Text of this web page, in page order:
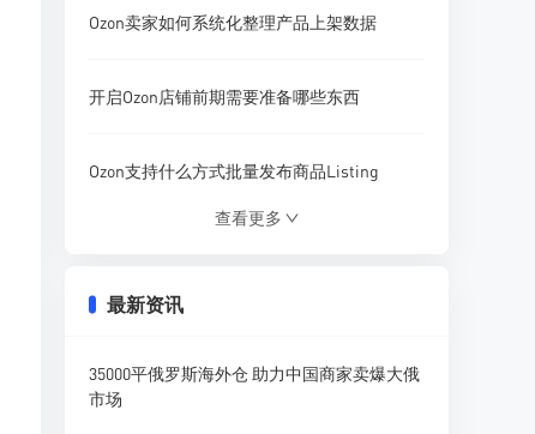
Ozon卖家如何系统化整理产品上架数据
开启Ozon店铺前期需要准备哪些东西
Ozon支持什么方式批量发布商品Listing
什么插件可以分析Ozon店铺商品流量
Ozon参与促销活动需要收取哪些费用
查看更多
最新资讯
35000平俄罗斯海外仓 助力中国商家卖爆大俄
市场